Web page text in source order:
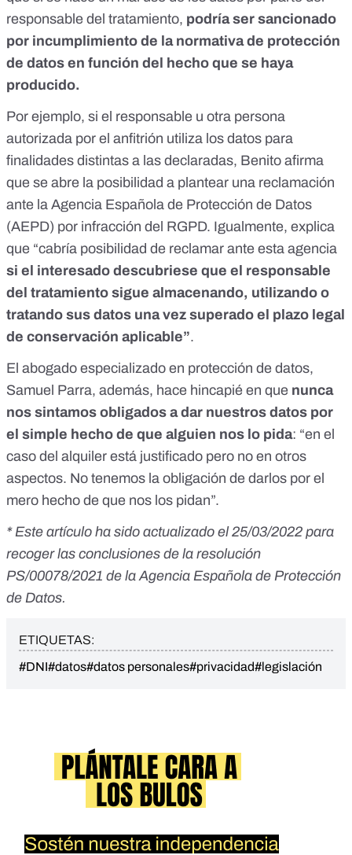
responsable del tratamiento, podría ser sancionado
por incumplimiento de la normativa de protección
de datos en función del hecho que se haya
producido.
Por ejemplo, si el responsable u otra persona
autorizada por el anfitrión utiliza los datos para
finalidades distintas a las declaradas, Benito afirma
que se abre la posibilidad a plantear una reclamación
ante la Agencia Española de Protección de Datos
(AEPD) por infracción del RGPD. Igualmente, explica
que “cabría posibilidad de reclamar ante esta agencia
si el interesado descubriese que el responsable
del tratamiento sigue almacenando, utilizando o
tratando sus datos una vez superado el plazo legal
de conservación aplicable”.
El abogado especializado en protección de datos,
Samuel Parra, además, hace hincapié en que nunca
nos sintamos obligados a dar nuestros datos por
el simple hecho de que alguien nos lo pida: “en el
caso del alquiler está justificado pero no en otros
aspectos. No tenemos la obligación de darlos por el
mero hecho de que nos los pidan”.
* Este artículo ha sido actualizado el 25/03/2022 para
recoger las conclusiones de la resolución
PS/00078/2021 de la Agencia Española de Protección
de Datos.
ETIQUETAS:
#DNI #datos#datos personales#privacidad#legislación